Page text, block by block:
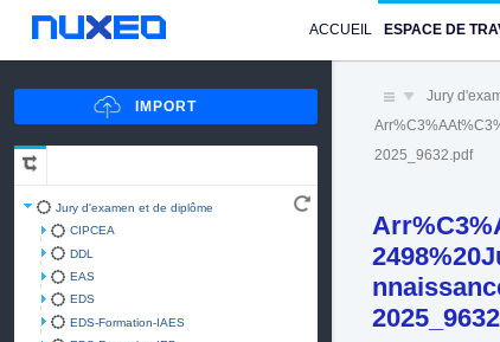
ACCUEIL ESPACE DE
Jury d'examen et de diplôme
CIPCEA
DDL
EAS
EDS
EDS-Formation-IAES
Jury
2025_9632.pdf